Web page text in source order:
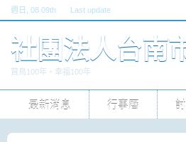
社團法人台南
賞鳥100年‧幸福100年
週日 , 08 09th Last update
最新消息 行事曆